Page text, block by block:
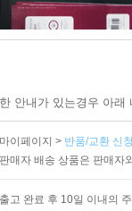
안내가 있는경우 아
마이페이지 > 반품/교환 신
판매자 배송 상품은 판매자
출고 완료 후 10일 이내의